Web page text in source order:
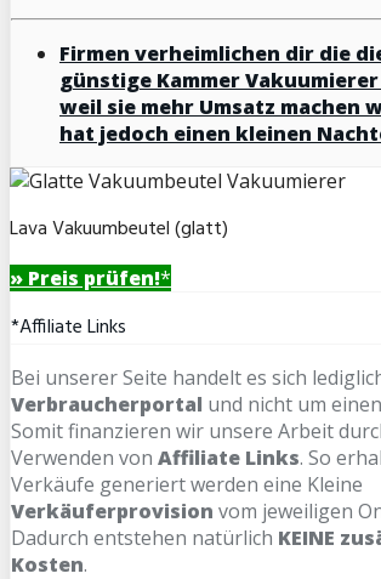
Firmen verheimlichen dir die
günstige Kammer
weil sie mehr Umsatz machen
hat jedoch einen kleinen
Lava Vakuumbeutel (glatt)
» Preis prüfen!*
*Affiliate Links
Bei unserer Seite handelt es sich
Verbraucherportal und nicht um einen
Somit finanzieren wir unsere Arbeit
Verwenden von Affiliate Links. So
Verkäufe generiert werden eine Kleine
Verkäuferprovision vom jeweiligen
Dadurch entstehen natürlich KEINE
Kosten.